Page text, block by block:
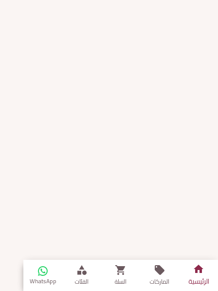
الرئيسية الماركات السلة الفئات WhatsApp